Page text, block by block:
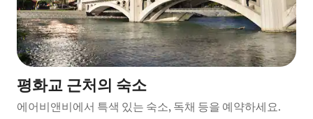
평화교 근처의 숙소
에어비앤비에서 특색 있는 숙소, 독채 등을 예약하세요.